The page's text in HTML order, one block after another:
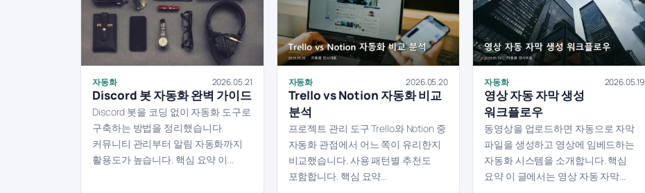
자동화 2026.05.21
Discord 봇 자동화 완벽 가이드
Discord 봇을 코딩 없이 자동화 도구로
구축하는 방법을 정리했습니다.
커뮤니티 관리부터 알림 자동화까지
활용도가 높습니다. 핵심 요약 이...
자동화 2026.05.20
Trello vs Notion 자동화 비교
분석
프로젝트 관리 도구 Trello와 Notion 중
자동화 관점에서 어느 쪽이 유리한지
비교했습니다. 사용 패턴별 추천도
포함합니다. 핵심 요약...
자동화 2026.05.19
영상 자동 자막 생성
워크플로우
동영상을 업로드하면 자동으로 자막
파일을 생성하고 영상에 임베드하는
자동화 시스템을 소개합니다. 핵심
요약 이 글에서는 영상 자동 자막...